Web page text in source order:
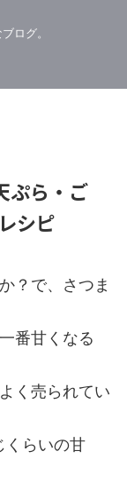
ログ。
ぷら・ご
シピ
？で、さつま
番甘くなる
く売られてい
くらいの甘